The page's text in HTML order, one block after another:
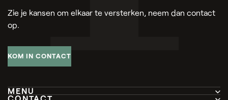
Zie je kansen om elkaar te versterken, neem dan contact
op.
KOM IN CONTACT
MENU